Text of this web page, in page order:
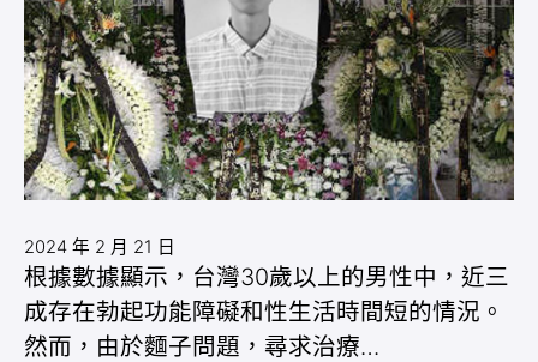
2024 年 2 月 21 日
根據數據顯示，台灣30歲以上的男性中，近三
成存在勃起功能障礙和性生活時間短的情況。
然而，由於麵子問題，尋求治療…